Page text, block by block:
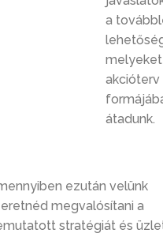
a
akcióterv
átadunk.
ezután velünk
megvalósítani a
stratégiát és